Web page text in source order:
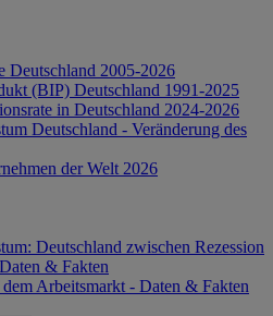
Deutschland 2005-2026
(BIP) Deutschland 1991-2025
in Deutschland 2024-2026
Deutschland - Veränderung des
der Welt 2026
Deutschland zwischen Rezession
& Fakten
Arbeitsmarkt - Daten & Fakten